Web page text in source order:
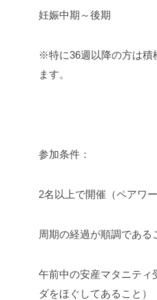
妊娠中期～後期
※特に36週以降の方は積
ます。
参加条件：
2名以上で開催（ペアワ
周期の経過が順調である
午前中の安産マタニティ
ダをほぐしてあること）